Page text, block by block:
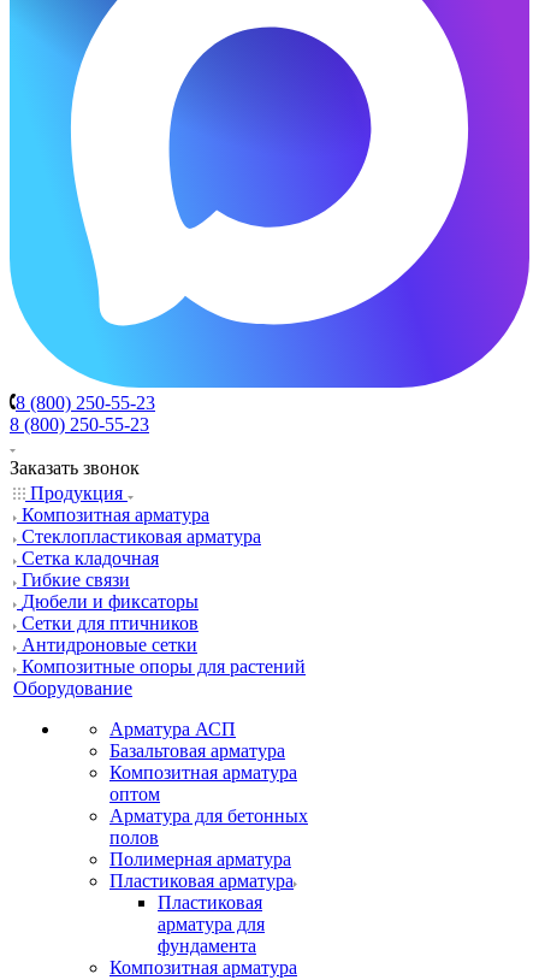
8 (800) 250-55-23
8 (800) 250-55-23
Заказать звонок
Продукция
Композитная арматура
Cтеклопластиковая арматура
Сетка кладочная
Гибкие связи
Дюбели и фиксаторы
Сетки для птичников
Антидроновые сетки
Композитные опоры для растений
Оборудование
Арматура АСП
Базальтовая арматура
Композитная арматура
оптом
Арматура для бетонных
полов
Полимерная арматура
Пластиковая арматура
Пластиковая
арматура для
фундамента
Композитная арматура